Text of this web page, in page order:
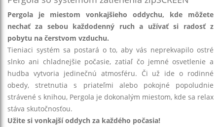
Pergola je miestom vonkajšieho oddychu, kde môžete
nechať za sebou každodenný ruch a užívať si radosť z
pobytu na čerstvom vzduchu.
Tieniaci systém sa postará o to, aby vás neprekvapilo ostré
slnko ani chladnejšie počasie, zatiaľ čo jemné osvetlenie a
hudba vytvoria jedinečnú atmosféru. Či už ide o rodinné
obedy, stretnutia s priateľmi alebo pokojné popoludnie
strávené s knihou, Pergola je dokonalým miestom, kde sa relax
stáva skutočnosťou.
Užite si vonkajší oddych za každého počasia!